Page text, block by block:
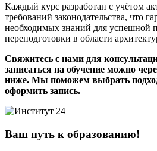
Каждый курс разработан с учётом
требований законодательства, что
необходимых знаний для успешной
переподготовки в области
Свяжитесь с нами для
записаться на обучение можно
ниже. Мы поможем выбрать
оформить запись.
Ваш путь к образованию!